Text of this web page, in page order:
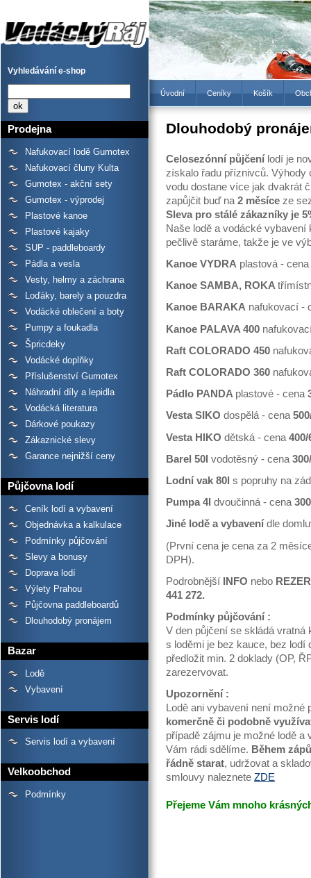
Gumotex, kanoí a kajaků -
Vodácký Ráj
Úvodní Ceníky Košík
Vyhledávání e-shop
Prodejna
Nafukovací lodě Gumotex
Nafukovací čluny Kulta
Gumotex - akční sety
Gumotex - výprodej
Plastové kanoe
Plastové kajaky
SUP - paddleboardy
Pádla a vesla
Vesty, helmy a záchrana
Loďáky, barely a pouzdra
Vodácké oblečení a boty
Pumpy a foukadla
Špricdeky
Vodácké doplňky
Příslušenství Gumotex
Náhradní díly a lepidla
Vodácká literatura
Dárkové poukazy
Zákaznické slevy
Garance nejnižší ceny
Půjčovna lodí
Ceník lodí a vybavení
Objednávka a kalkulace
Podmínky půjčování
Slevy a bonusy
Doprava lodí
Výlety Prahou
Půjčovna paddleboardů
Dlouhodobý pronájem
Bazar
Lodě
Vybavení
Servis lodí
Servis lodí a vybavení
Velkoobchod
Podmínky
Dlouhodobý
Celosezónní půjčení lodí je
získalo řadu příznivců. Výhody
vodu dostane více jak dvakrát
zapůjčit buď na 2 měsíce ze
Sleva pro stálé zákazníky je
Naše lodě a vodácké
pečlivě staráme, takže je ve
Kanoe VYDRA plastová - cena
Kanoe SAMBA, ROKA
Kanoe BARAKA nafukovací -
Kanoe PALAVA 400
Raft COLORADO 450
Raft COLORADO 360
Pádlo PANDA plastové - cena
Vesta SIKO dospělá - cena
Vesta HIKO dětská - cena 400/
Barel 50l vodotěsný - cena
Lodní vak 80l s popruhy na
Pumpa 4l dvoučinná - cena
Jiné lodě a vybavení dle
(První cena je cena za 2
DPH).
Podrobnější INFO nebo
441 272.
Podmínky půjčování :
V den půjčení se skládá vratná
s loděmi je bez kauce, bez lodí
předložit min. 2 doklady (OP,
zarezervovat.
Upozornění :
Lodě ani vybavení není
komerčně či podobně
případě zájmu je možné lodě
Vám rádi sdělíme. Během
řádně starat, udržovat a
smlouvy naleznete ZDE
Přejeme Vám mnoho